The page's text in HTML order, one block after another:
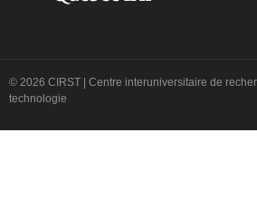
© 2026 CIRST | Centre interuniversitaire de
technologie